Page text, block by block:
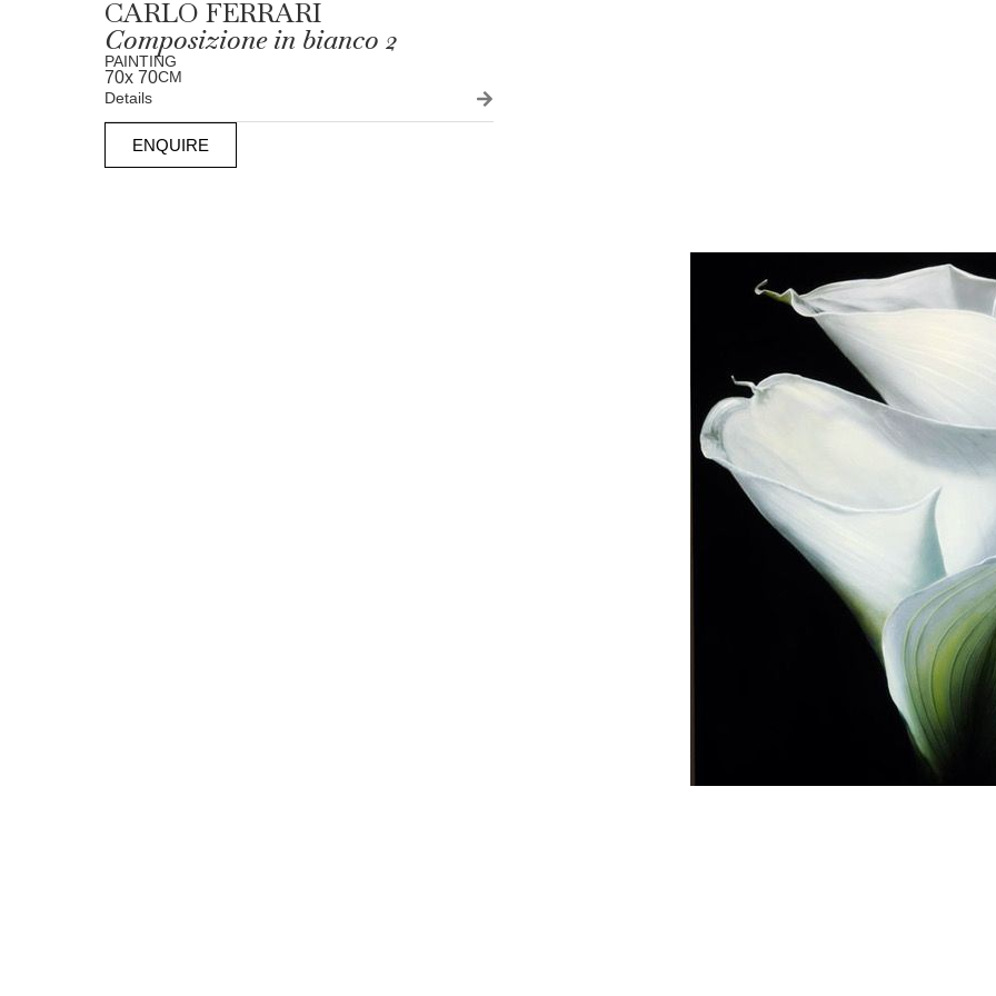
CARLO FERRARI
Composizione in bianco 2
PAINTING
70x 70CM
Details
ENQUIRE